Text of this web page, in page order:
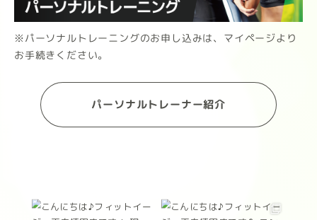
※パーソナルトレーニングのお申し込みは、マイページより
お手続きください。
パーソナルトレーナー紹介